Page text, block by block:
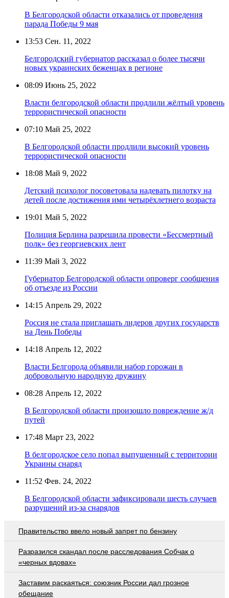
В Белгородской области отказались от проведения
парада Победы 9 мая
13:53 Сен. 11, 2022
Белгородский губернатор рассказал о более тысячи
новых украинских беженцах в регионе
08:09 Июнь 25, 2022
Власти белгородской области продлили жёлтый уровень
террористической опасности
07:10 Май 25, 2022
В Белгородской области продлили высокий уровень
террористической опасности
18:08 Май 9, 2022
Детский психолог посоветовала надевать пилотку на
детей после достижения ими четырёхлетнего возраста
19:01 Май 5, 2022
Полиция Берлина разрешила провести «Бессмертный
полк» без георгиевских лент
11:39 Май 3, 2022
Губернатор Белгородской области опроверг сообщения
об отъезде из России
14:15 Апрель 29, 2022
Россия не стала приглашать лидеров других государств
на День Победы
14:18 Апрель 12, 2022
Власти Белгорода объявили набор горожан в
добровольную народную дружину
08:28 Апрель 12, 2022
В Белгородской области произошло повреждение ж/д
путей
17:48 Март 23, 2022
В белгородское село попал выпущенный с территории
Украины снаряд
11:52 Фев. 24, 2022
В Белгородской области зафиксировали шесть случаев
разрушений из-за снарядов
Правительство ввело новый запрет по бензину
Разразился скандал после расследования Собчак о
«черных вдовах»
Заставим раскаяться: союзник России дал грозное
обещание